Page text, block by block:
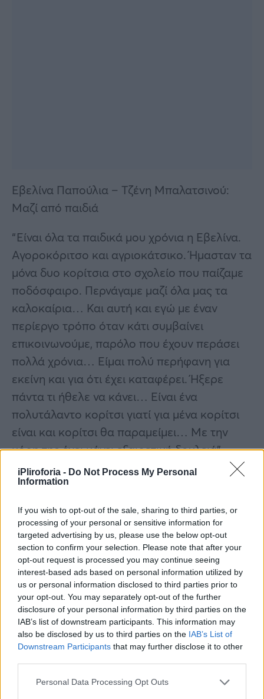
iPliroforia - Do Not Process My Personal
Information
If you wish to opt-out of the sale, sharing to third parties, or
processing of your personal or sensitive information for
targeted advertising by us, please use the below opt-out
section to confirm your selection. Please note that after your
opt-out request is processed you may continue seeing
interest-based ads based on personal information utilized by
us or personal information disclosed to third parties prior to
your opt-out. You may separately opt-out of the further
disclosure of your personal information by third parties on the
IAB’s list of downstream participants. This information may
also be disclosed by us to third parties on the IAB’s List of
Downstream Participants that may further disclose it to other
Personal Data Processing Opt Outs
Εβελίνα Παπούλια – Τζένη Μπαλατσινού:
Μαζί από παιδιά
“Είναι όλα τα παιδικά μου χρόνια η Εβελίνα.
Αγοροκόριτσο και αγριοκάτσικο. Ήμασταν τα
μόνα δυο κορίτσια στο σχολείο που παίζαμε
ποδόσφαιρο. Περνάγαμε μαζί όλα μας τα
καλοκαίρια… Και αυτή και εγώ με έναν
περίεργο τρόπο όταν κάτι συμβαίνει
επικοινωνούμε, παρόλο που έχουν περάσει
πολλά χρόνια… Είμαι πολύ περήφανη για
εκείνη και για ότι έχει καταφέρει. Ήξερε
πάντα τι ήθελε να κάνει… Είναι ένα
πολυτάλαντο κορίτσι γιατί για μένα κορίτσι
είναι και κορίτσι θα παραμείμει… Με την
κόρη της έχει κάνει εξαιρετική δουλειά”
Όσα είπε ο Κωνσταντίνος Μακρουλάκης
“Πηγαίναμε σε γειτονικά σχολεία με την
Εβελίνα.. Ήταν πολύ όμορφη και ποθητή στα